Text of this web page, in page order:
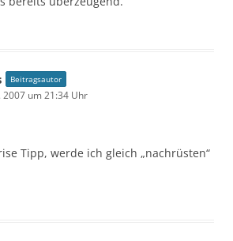
Beitragsautor
2007 um 21:34 Uhr
Tipp, werde ich gleich „nachrüsten“